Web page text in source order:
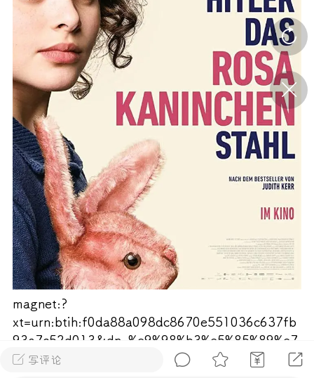
官方公告
177
0
P站美图推荐——紫发特辑
0
写评论
magnet:?
xt=urn:btih:f0da88a098dc8670e551036c637fb
93a7c52d013&dn=%e9%98%b3%e5%85%89%e7
%94%b5%e5%bd%b1www.ygdy8.com.%e5%85%8